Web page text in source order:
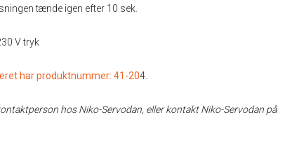
tænde igen efter 10 sek.
V tryk
har produktnummer: 41-204.
hos Niko-Servodan, eller kontakt Niko-Servodan på